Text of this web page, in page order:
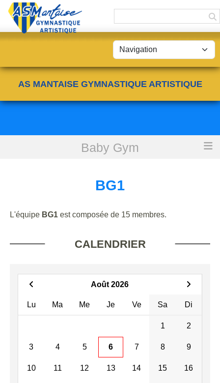
AS MANTAISE GYMNASTIQUE ARTISTIQUE
Baby Gym
BG1
BG1
L'équipe BG1 est composée de 15 membres.
CALENDRIER
Août 2026
Lu Ma Me Je Ve Sa Di
1 2
3 4 5 6 7 8 9
10 11 12 13 14 15 16
Panneau de gestion des cookies